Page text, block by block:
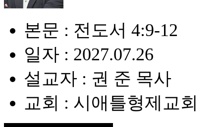
본문 : 전도서 4:9-12
일자 : 2027.07.26
설교자 : 권 준 목사
교회 : 시애틀형제교회